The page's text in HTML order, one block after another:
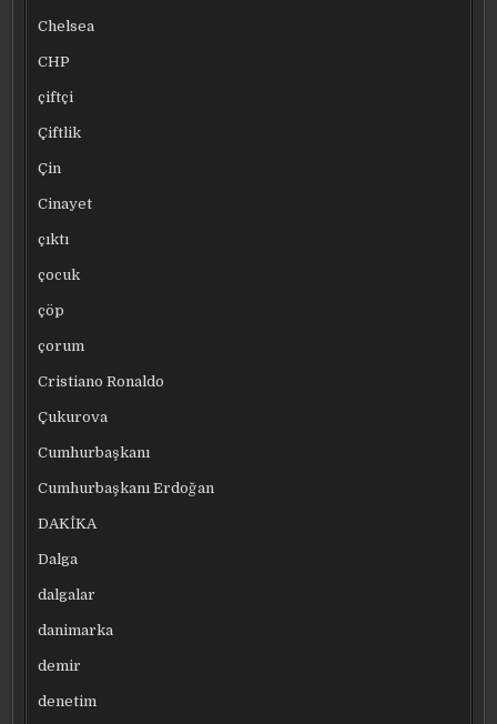
Chelsea
CHP
çiftçi
Çiftlik
Çin
Cinayet
çıktı
çocuk
çöp
çorum
Cristiano Ronaldo
Çukurova
Cumhurbaşkanı
Cumhurbaşkanı Erdoğan
DAKİKA
Dalga
dalgalar
danimarka
demir
denetim